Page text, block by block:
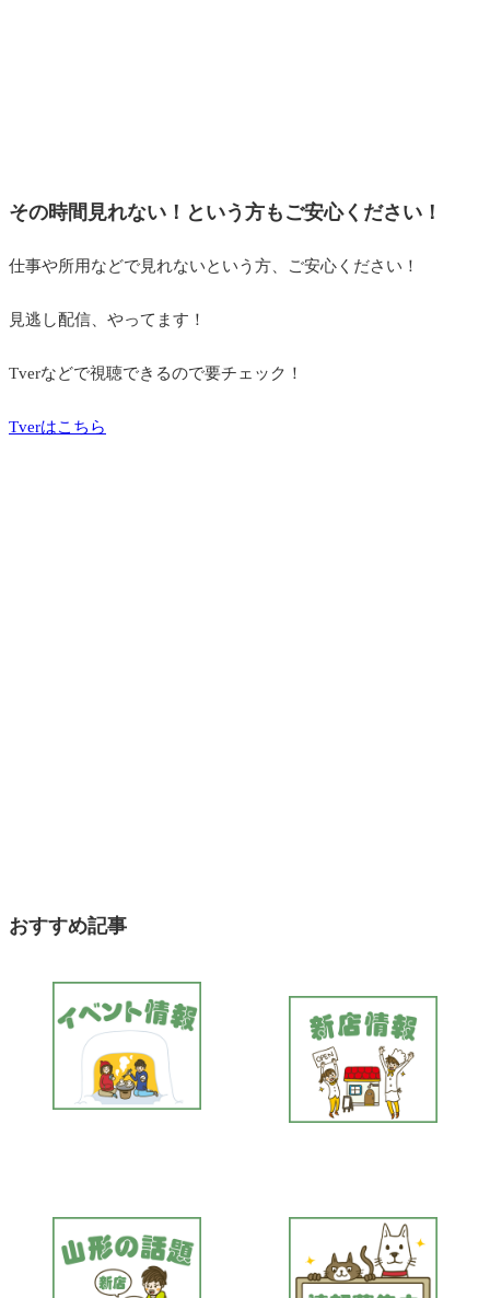
その時間見れない！という方もご安心ください！
仕事や所用などで見れないという方、ご安心ください！
見逃し配信、やってます！
Tverなどで視聴できるので要チェック！
Tverはこちら
おすすめ記事